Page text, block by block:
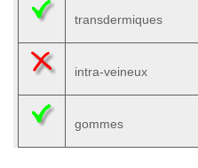
transdermiques
intra-veineux
gommes